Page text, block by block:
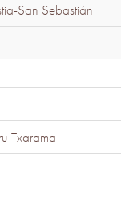
San Sebastián
Txarama